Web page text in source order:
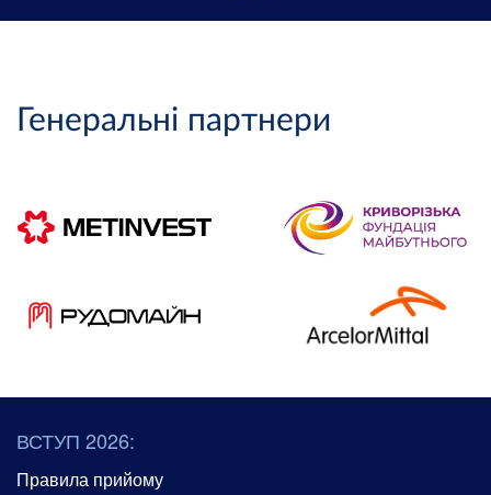
Генеральні партнери
ВСТУП 2026:
Правила прийому